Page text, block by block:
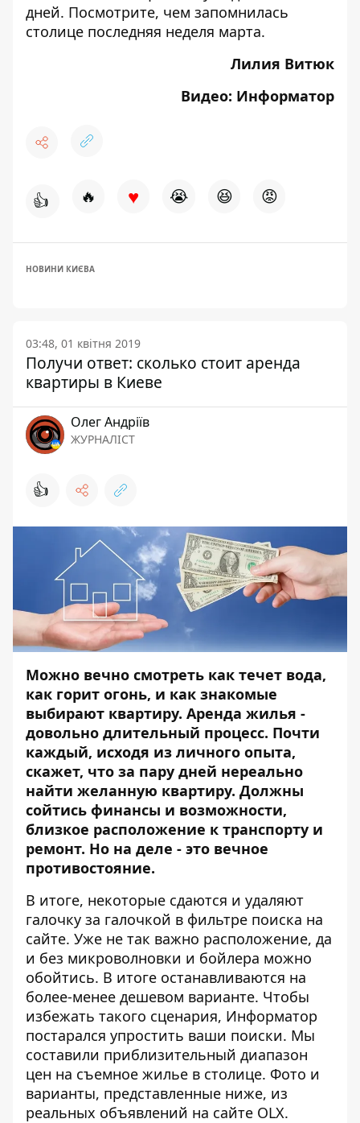
дней. Посмотрите, чем запомнилась
столице последняя неделя марта.
Лилия Витюк
Видео: Информатор
👍 🔥 ♥ 😭 😆 😡
НОВИНИ КИЄВА
03:48, 01 квітня 2019
Получи ответ: сколько стоит аренда
квартиры в Киеве
Олег Андріїв
ЖУРНАЛІСТ
👍
Можно вечно смотреть как течет вода,
как горит огонь, и как знакомые
выбирают квартиру. Аренда жилья -
довольно длительный процесс. Почти
каждый, исходя из личного опыта,
скажет, что за пару дней нереально
найти желанную квартиру. Должны
сойтись финансы и возможности,
близкое расположение к транспорту и
ремонт. Но на деле - это вечное
противостояние.
В итоге, некоторые сдаются и удаляют
галочку за галочкой в фильтре поиска на
сайте. Уже не так важно расположение, да
и без микроволновки и бойлера можно
обойтись. В итоге останавливаются на
более-менее дешевом варианте. Чтобы
избежать такого сценария, Информатор
постарался упростить ваши поиски. Мы
составили приблизительный диапазон
цен на съемное жилье в столице. Фото и
варианты, представленные ниже, из
реальных объявлений на сайте OLX.